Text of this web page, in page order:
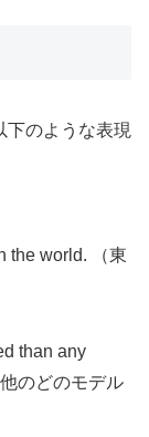
下のような表現
the world. （東
than any
のどのモデル